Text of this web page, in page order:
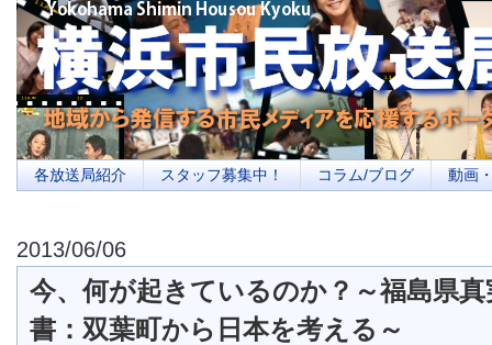
横浜の地域メディア、地域・市民・放送局・メディアを応援するポータルサ
を目指します
各放送局紹介 スタッフ募集中！ コラム/ブログ 動画
2013/06/06
今、何が起きているのか？～福島県
書：双葉町から日本を考える～